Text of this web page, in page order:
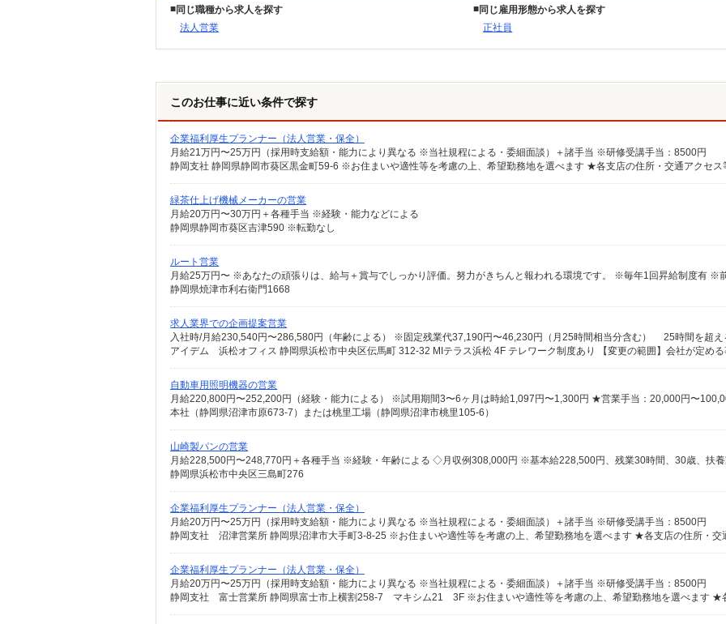
同じ職種から求人を探す
法人営業
同じ雇用形態から求人を探す
正社員
このお仕事に近い条件で探す
企業福利厚生プランナー（法人営業・保全）
月給21万円〜25万円（採用時支給額・能力により異なる ※当社規程による・委細面談）＋諸手当 ※研修受講手当：8500円
緑茶仕上げ機械メーカーの営業
月給20万円〜30万円＋各種手当 ※経験・能力などによる
静岡県静岡市葵区吉津590 ※転勤なし
ルート営業
静岡県焼津市利右衛門1668
求人業界での企画提案営業
アイデム 浜松オフィス 静岡県浜松市中央区伝馬町 312-32 MIテラス浜松 4F テレワーク制度あり 【変更の範囲】会社が定め
自動車用照明機器の営業
月給220,800円〜252,200円（経験・能力による） ※試用期間3〜6ヶ月は時給1,097円〜1,300円 ★営業手当：20,000円〜
本社（静岡県沼津市原673-7）または桃里工場（静岡県沼津市桃里105-6）
山崎製パンの営業
静岡県浜松市中央区三島町276
企業福利厚生プランナー（法人営業・保全）
月給20万円〜25万円（採用時支給額・能力により異なる ※当社規程による・委細面談）＋諸手当 ※研修受講手当：8500円
企業福利厚生プランナー（法人営業・保全）
月給20万円〜25万円（採用時支給額・能力により異なる ※当社規程による・委細面談）＋諸手当 ※研修受講手当：8500円